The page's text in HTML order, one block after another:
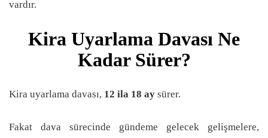
vardır.
Kira Uyarlama Davası Ne
Kadar Sürer?
Kira uyarlama davası, 12 ila 18 ay sürer.
Fakat dava sürecinde gündeme gelecek gelişmelere,